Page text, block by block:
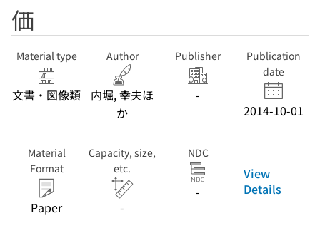
価
Material type
文書・図像類
Author
内堀, 幸夫ほ
か
Publisher
-
Publication
date
2014-10-01
Material
Format
Paper
Capacity, size,
etc.
-
NDC
-
View
Details